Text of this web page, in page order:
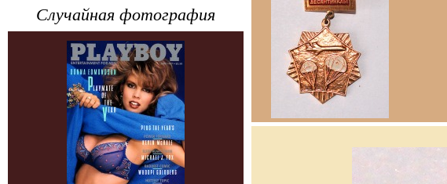
Случайная фотография